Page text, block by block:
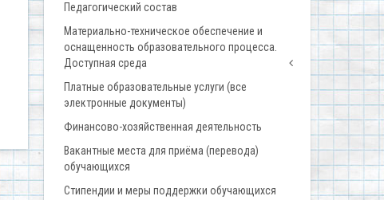
Педагогический состав
Материально-техническое обеспечение и
оснащенность образовательного процесса.
Доступная среда
Платные образовательные услуги (все
электронные документы)
Финансово-хозяйственная деятельность
Вакантные места для приёма (перевода)
обучающихся
Стипендии и меры поддержки обучающихся